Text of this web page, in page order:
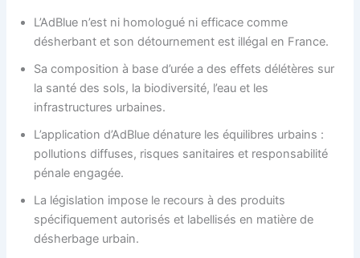
L’AdBlue n’est ni homologué ni efficace comme
désherbant et son détournement est illégal en France.
Sa composition à base d’urée a des effets délétères sur
la santé des sols, la biodiversité, l’eau et les
infrastructures urbaines.
L’application d’AdBlue dénature les équilibres urbains :
pollutions diffuses, risques sanitaires et responsabilité
pénale engagée.
La législation impose le recours à des produits
spécifiquement autorisés et labellisés en matière de
désherbage urbain.